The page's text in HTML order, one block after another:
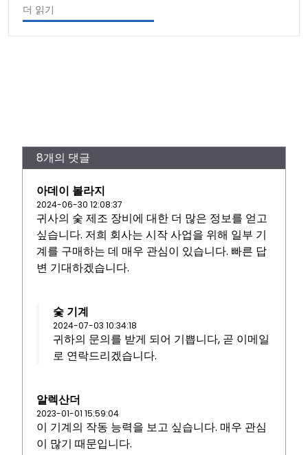
더 읽기
8개의 댓글
아데이 볼라지
2024-06-30 12:08:37
귀사의 숯 제조 장비에 대한 더 많은 정보를 얻고
싶습니다. 저희 회사는 시작 사업을 위해 일부 기
계를 구매하는 데 매우 관심이 있습니다. 빠른 답
변 기대하겠습니다.
숯 기계
2024-07-03 10:34:18
귀하의 문의를 받게 되어 기쁩니다, 곧 이메일
로 연락드리겠습니다.
알렉산더
2023-01-01 15:59:04
이 기계의 작동 능력을 보고 싶습니다. 매우 관심
이 많기 때문입니다.